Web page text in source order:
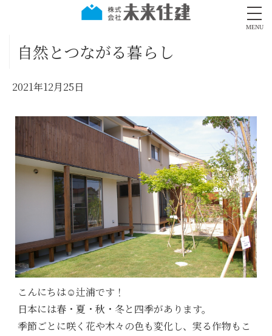
MENU
自然とつながる暮らし
2021年12月25日
こんにちは☺辻浦です！
日本には春・夏・秋・冬と四季があります。
季節ごとに咲く花や木々の色も変化し、実る作物もこ